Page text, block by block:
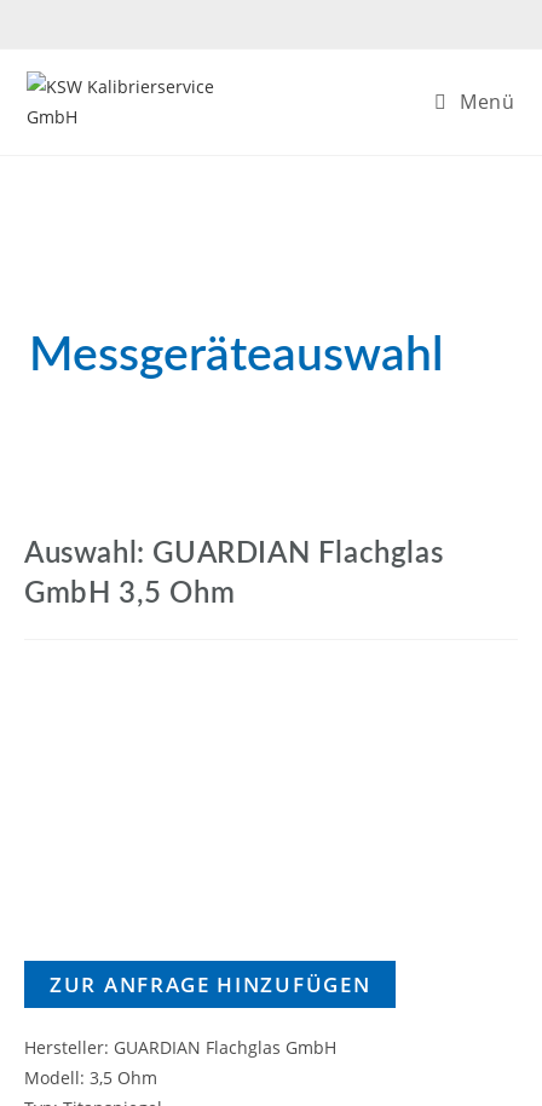
Menü
Messgeräteauswahl
Auswahl: GUARDIAN Flachglas
GmbH 3,5 Ohm
ZUR ANFRAGE HINZUFÜGEN
Hersteller: GUARDIAN Flachglas GmbH
Modell: 3,5 Ohm